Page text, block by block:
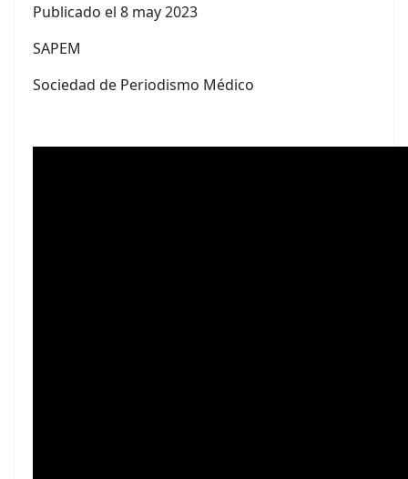
Publicado el 8 may 2023
SAPEM
Sociedad de Periodismo Médico